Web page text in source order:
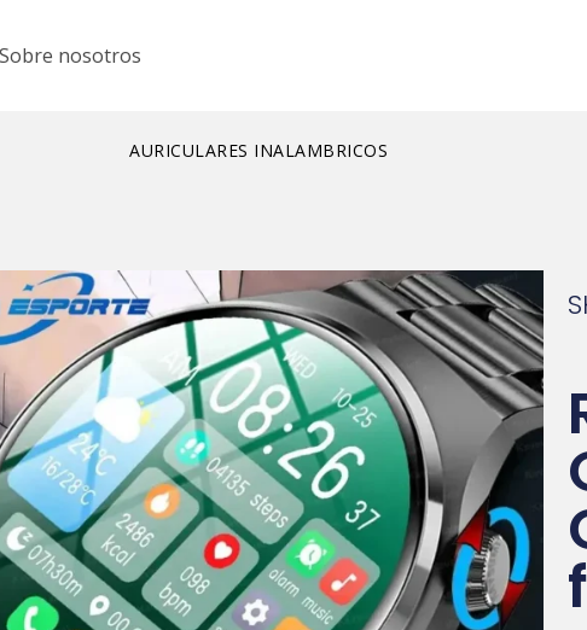
Sobre nosotros
AURICULARES INALAMBRICOS